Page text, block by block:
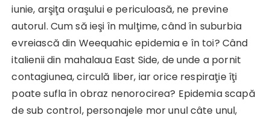
iunie, arşiţa oraşului e periculoasă, ne previne
autorul. Cum să ieşi în mulţime, când în suburbia
evreiască din Weequahic epidemia e în toi? Când
italienii din mahalaua East Side, de unde a pornit
contagiunea, circulă liber, iar orice respiraţie îţi
poate sufla în obraz nenorocirea? Epidemia scapă
de sub control, personajele mor unul câte unul,